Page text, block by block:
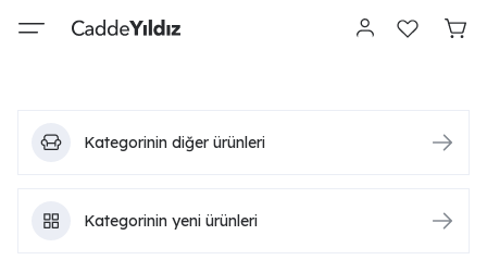
Kategorinin diğer ürünleri
Kategorinin yeni ürünleri